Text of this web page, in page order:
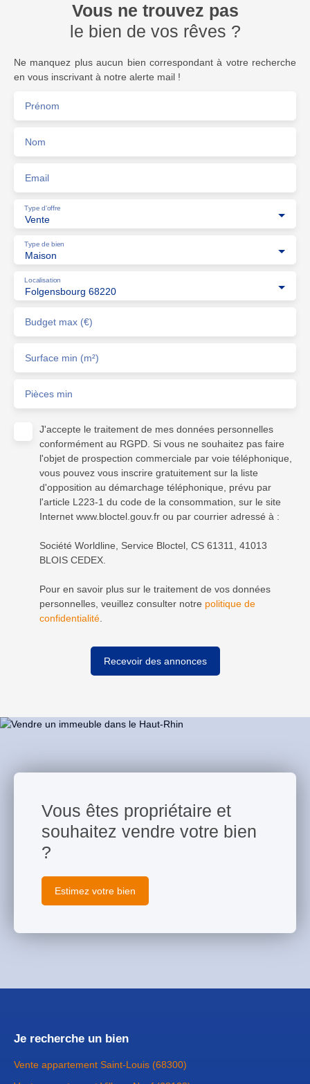
Vous ne trouvez pas
le bien de vos rêves ?
Ne manquez plus aucun bien correspondant à votre recherche
en vous inscrivant à notre alerte mail !
Prénom
Nom
Email
Vente
Type d'offre
Maison
Type de bien
Folgensbourg 68220
Localisation
Budget max (€)
Surface min (m²)
Pièces min
J'accepte le traitement de mes données personnelles
conformément au RGPD. Si vous ne souhaitez pas faire
l'objet de prospection commerciale par voie téléphonique,
vous pouvez vous inscrire gratuitement sur la liste
d'opposition au démarchage téléphonique, prévu par
l'article L223-1 du code de la consommation, sur le site
Internet www.bloctel.gouv.fr ou par courrier adressé à :
Société Worldline, Service Bloctel, CS 61311, 41013
BLOIS CEDEX.
Pour en savoir plus sur le traitement de vos données
personnelles, veuillez consulter notre politique de
confidentialité.
Recevoir des annonces
Vous êtes propriétaire et
souhaitez vendre votre bien
?
Estimez votre bien
Je recherche un bien
Vente appartement Saint-Louis (68300)